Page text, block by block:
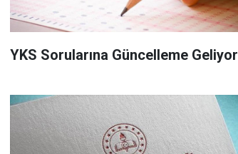
YKS Sorularına Güncelleme Geliyor